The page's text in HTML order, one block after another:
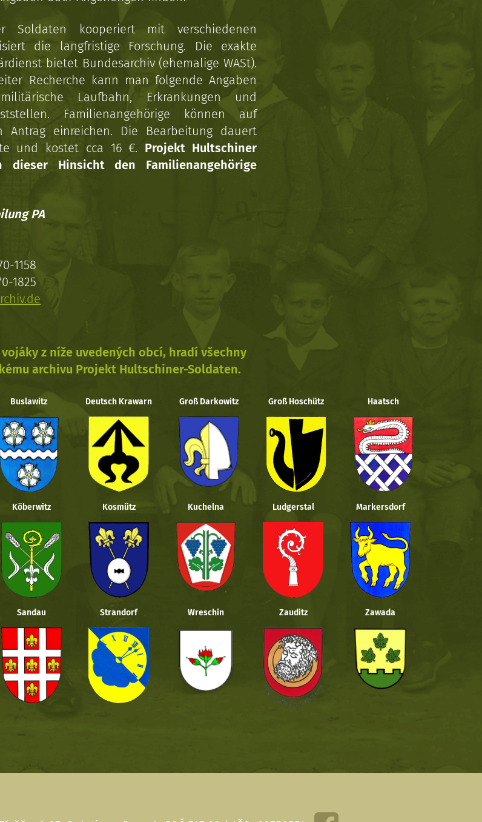
Soldaten kooperiert mit verschiedenen
die langfristige Forschung. Die exakte
bietet Bundesarchiv (ehemalige WASt).
Recherche kann man folgende Angaben
Laufbahn, Erkrankungen und
Familienangehörige können auf
Antrag einreichen. Die Bearbeitung dauert
und kostet cca 16 €. Projekt Hultschiner
Hinsicht den Familienangehörige
PA
1158
1825
z níže uvedených obcí, hradí všechny
archivu Projekt Hultschiner-Soldaten.
Buslawitz Deutsch Krawarn Groß Darkowitz Groß Hoschütz Haatsch
Köberwitz Kosmütz Kuchelna Ludgerstal Markersdorf
Sandau Strandorf Wreschin Zauditz Zawada